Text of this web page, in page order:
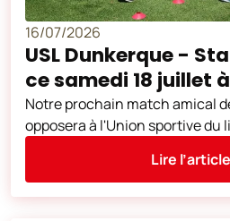
16/07/2026
USL Dunkerque -
ce samedi 18 juillet à
Notre prochain match amical
opposera à l'Union sportive du
Lire l’article